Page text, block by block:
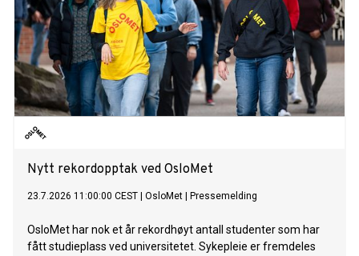
Nytt rekordopptak ved OsloMet
23.7.2026 11:00:00 CEST OsloMet Pressemelding
OsloMet har nok et år rekordhøyt antall studenter som har
fått studieplass ved universitetet. Sykepleie er fremdeles